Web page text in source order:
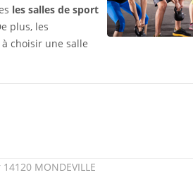
les salles de sport
plus, les
choisir une salle
MONDEVILLE